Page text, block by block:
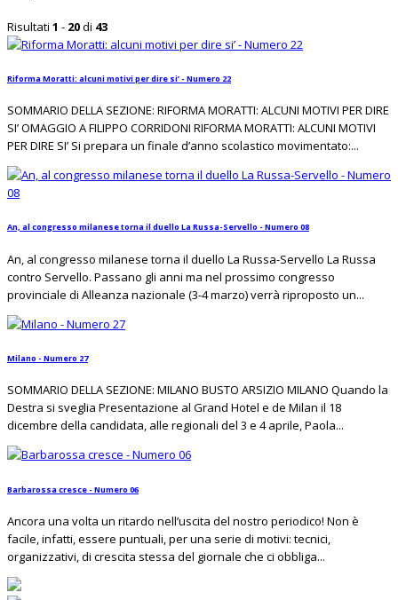
Risultati 1 - 20di 43
Riforma Moratti: alcuni motivi per dire si’ - Numero 22
SOMMARIO DELLA SEZIONE: RIFORMA MORATTI: ALCUNI MOTIVI PER DIRE
SI’ OMAGGIO A FILIPPO CORRIDONI RIFORMA MORATTI: ALCUNI MOTIVI
PER DIRE SI’ Si prepara un finale d’anno scolastico movimentato:...
An, al congresso milanese torna il duello La Russa-Servello - Numero 08
An, al congresso milanese torna il duello La Russa-Servello La Russa
contro Servello. Passano gli anni ma nel prossimo congresso
provinciale di Alleanza nazionale (3-4 marzo) verrà riproposto un...
Milano - Numero 27
SOMMARIO DELLA SEZIONE: MILANO BUSTO ARSIZIO MILANO Quando la
Destra si sveglia Presentazione al Grand Hotel e de Milan il 18
dicembre della candidata, alle regionali del 3 e 4 aprile, Paola...
Barbarossa cresce - Numero 06
Ancora una volta un ritardo nell’uscita del nostro periodico! Non è
facile, infatti, essere puntuali, per una serie di motivi: tecnici,
organizzativi, di crescita stessa del giornale che ci obbliga...